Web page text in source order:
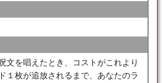
文を唱えたとき、コストがこれより
１枚が追放されるまで、あなたのラ